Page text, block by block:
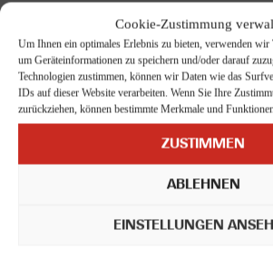
Cookie-Zustimmung
Um Ihnen ein optimales Erlebnis zu bieten, verwenden wir
um Geräteinformationen zu speichern und/oder darauf
Technologien zustimmen, können wir Daten wie das
IDs auf dieser Website verarbeiten. Wenn Sie Ihre
zurückziehen, können bestimmte Merkmale und
ZUSTIMMEN
ABLEHNEN
EINSTELLUNGEN
Mit KOCH Umzugslogistik steht Ihnen ein
Umzugsunternehmen Osnabrück zur Seite,
Umzüge professionell abwickelt – ganz
Umzug Frankfurt, ein Firmenumzug oder ein
Möbeltransport Frankfurt ist.